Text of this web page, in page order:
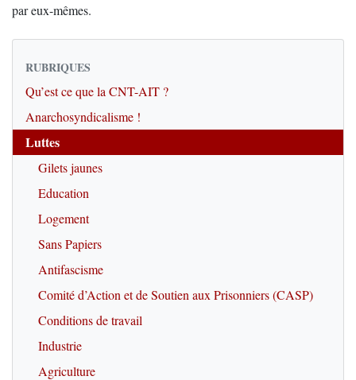
par eux-mêmes.
RUBRIQUES
Qu’est ce que la CNT-AIT ?
Anarchosyndicalisme !
Luttes
Gilets jaunes
Education
Logement
Sans Papiers
Antifascisme
Comité d’Action et de Soutien aux Prisonniers (CASP)
Conditions de travail
Industrie
Agriculture